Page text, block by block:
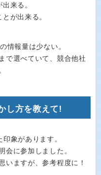
来る。
が出来る。
情報量は少ない。
で選べていて、競合他社
し方を教えて!
象があります。
会に参加しました。
いますが、参考程度に！